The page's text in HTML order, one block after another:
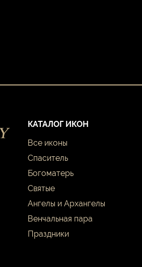
КАТАЛОГ ИКОН
Все иконы
Спаситель
Богоматерь
Святые
Ангелы и Архангелы
Венчальная пара
Праздники